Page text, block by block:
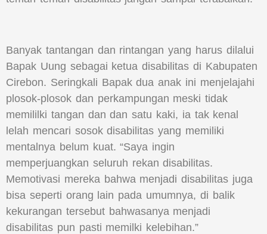
Banyak tantangan dan rintangan yang harus dilalui
Bapak Uung sebagai ketua disabilitas di Kabupaten
Cirebon. Seringkali Bapak dua anak ini menjelajahi
plosok-plosok dan perkampungan meski tidak
memililki tangan dan dan satu kaki, ia tak kenal
lelah mencari sosok disabilitas yang memiliki
mentalnya belum kuat. “Saya ingin
memperjuangkan seluruh rekan disabilitas.
Memotivasi mereka bahwa menjadi disabilitas juga
bisa seperti orang lain pada umumnya, di balik
kekurangan tersebut bahwasanya menjadi
disabilitas pun pasti memilki kelebihan.”